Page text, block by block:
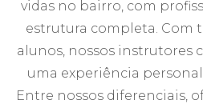
vidas no bairro, com
estrutura completa. Com
alunos, nossos instrutores
uma experiência
Entre nossos diferenciais,